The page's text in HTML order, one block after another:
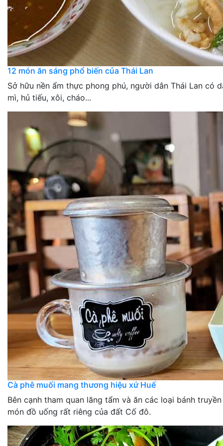
12 món ăn sáng phổ biến của Thái Lan
Sở hữu nền ẩm thực phong phú, người dân Thái Lan có
mì, hủ tiếu, xôi, cháo...
Cà phê muối mang thương hiệu xứ Huế
Bên cạnh tham quan lăng tẩm và ăn các loại bánh
món đồ uống rất riêng của đất Cố đô.